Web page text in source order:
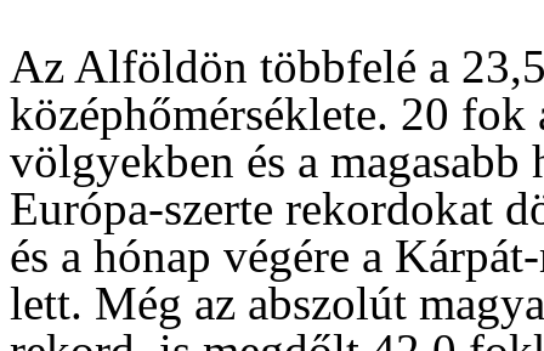
Az Alföldön többfelé a
középhőmérséklete. 20 fok
völgyekben és a
Európa-szerte rekordokat
és a hónap végére a
lett. Még az abszolút